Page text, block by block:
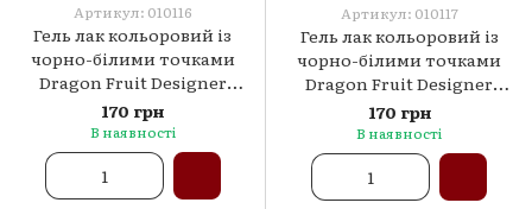
Артикул: 010116
Гель лак кольоровий із
чорно-білими точками
Dragon Fruit Designer
Professional 9мл. №506
170 грн
В наявності
Артикул: 010117
Гель лак кольоровий із
чорно-білими точками
Dragon Fruit Designer
Professional 9мл. №507
170 грн
В наявності